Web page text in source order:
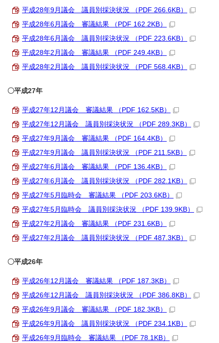
平成28年9月議会 議員別採決状況 （PDF 266.6KB）
平成28年6月議会 審議結果 （PDF 162.2KB）
平成28年6月議会 議員別採決状況 （PDF 223.6KB）
平成28年2月議会 審議結果 （PDF 249.4KB）
平成28年2月議会 議員別採決状況 （PDF 568.4KB）
〇平成27年
平成27年12月議会 審議結果 （PDF 162.5KB）
平成27年12月議会 議員別採決状況 （PDF 289.3KB）
平成27年9月議会 審議結果 （PDF 164.4KB）
平成27年9月議会 議員別採決状況 （PDF 211.5KB）
平成27年6月議会 審議結果 （PDF 136.4KB）
平成27年6月議会 議員別採決状況 （PDF 282.1KB）
平成27年5月臨時会 審議結果 （PDF 203.6KB）
平成27年5月臨時会 議員別採決状況 （PDF 139.9KB）
平成27年2月議会 審議結果 （PDF 231.6KB）
平成27年2月議会 議員別採決状況 （PDF 487.3KB）
〇平成26年
平成26年12月議会 審議結果 （PDF 187.3KB）
平成26年12月議会 議員別採決状況 （PDF 386.8KB）
平成26年9月議会 審議結果 （PDF 182.3KB）
平成26年9月議会 議員別採決状況 （PDF 234.1KB）
平成26年9月臨時会 審議結果 （PDF 78.1KB）